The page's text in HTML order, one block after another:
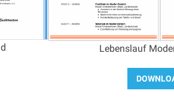
Lebenslauf